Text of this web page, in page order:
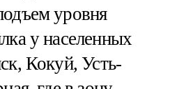
уровня
у населенных
Кокуй, Усть-